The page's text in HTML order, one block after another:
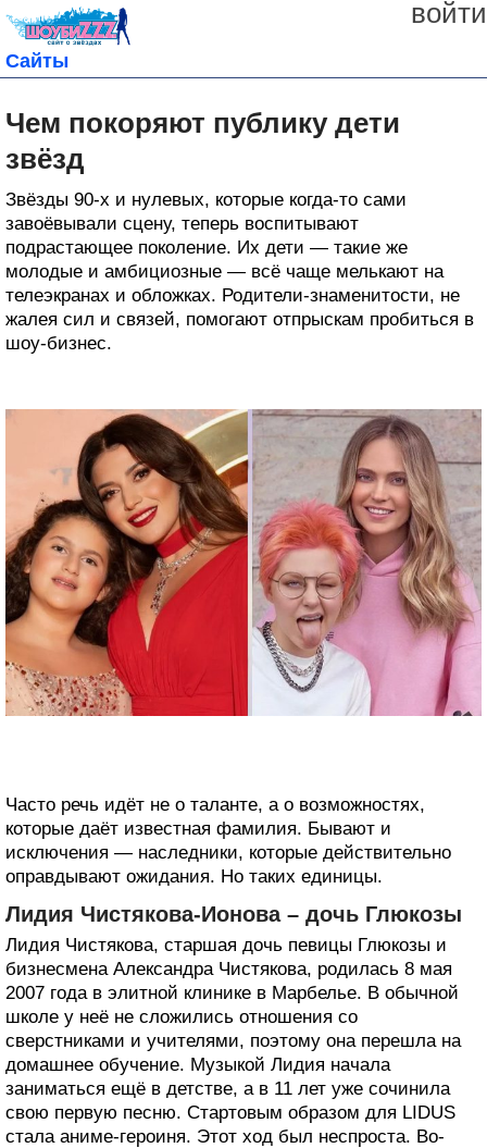
войти
Сайты
Чем покоряют публику дети
звёзд
Звёзды 90-х и нулевых, которые когда-то сами
завоёвывали сцену, теперь воспитывают
подрастающее поколение. Их дети — такие же
молодые и амбициозные — всё чаще мелькают на
телеэкранах и обложках. Родители-знаменитости, не
жалея сил и связей, помогают отпрыскам пробиться в
шоу-бизнес.
Часто речь идёт не о таланте, а о возможностях,
которые даёт известная фамилия. Бывают и
исключения — наследники, которые действительно
оправдывают ожидания. Но таких единицы.
Лидия Чистякова-Ионова – дочь Глюкозы
Лидия Чистякова, старшая дочь певицы Глюкозы и
бизнесмена Александра Чистякова, родилась 8 мая
2007 года в элитной клинике в Марбелье. В обычной
школе у неё не сложились отношения со
сверстниками и учителями, поэтому она перешла на
домашнее обучение. Музыкой Лидия начала
заниматься ещё в детстве, а в 11 лет уже сочинила
свою первую песню. Стартовым образом для LIDUS
стала аниме-героиня. Этот ход был неспроста. Во-